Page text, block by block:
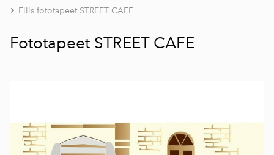
Fliis fototapeet STREET CAFE
Fototapeet STREET CAFE